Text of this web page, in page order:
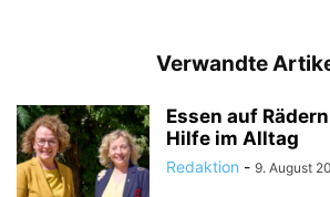
Verwandte
Essen auf
Hilfe im Alltag
Redaktion - 9. August